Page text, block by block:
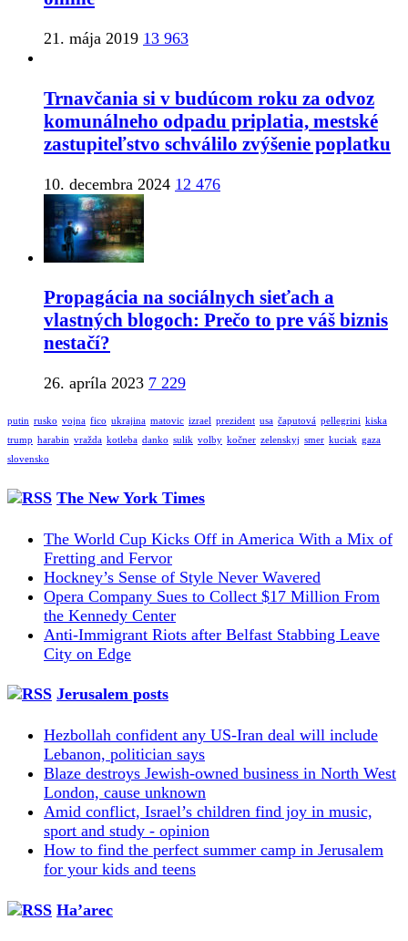
21. mája 2019 13 963
Trnavčania si v budúcom roku za odvoz
komunálneho odpadu priplatia, mestské
zastupiteľstvo schválilo zvýšenie poplatku
10. decembra 2024 12 476
Propagácia na sociálnych sieťach a
vlastných blogoch: Prečo to pre váš biznis
nestačí?
26. apríla 2023 7 229
putin rusko vojna fico ukrajina matovic izrael prezident usa čaputová pellegrini kiska
trump harabin vražda kotleba danko sulik volby kočner zelenskyj smer kuciak gaza
slovensko
The New York Times
The World Cup Kicks Off in America With a Mix of
Fretting and Fervor
Hockney’s Sense of Style Never Wavered
Opera Company Sues to Collect $17 Million From
the Kennedy Center
Anti-Immigrant Riots after Belfast Stabbing Leave
City on Edge
Jerusalem posts
Hezbollah confident any US-Iran deal will include
Lebanon, politician says
Blaze destroys Jewish-owned business in North West
London, cause unknown
Amid conflict, Israel’s children find joy in music,
sport and study - opinion
How to find the perfect summer camp in Jerusalem
for your kids and teens
Ha’arec